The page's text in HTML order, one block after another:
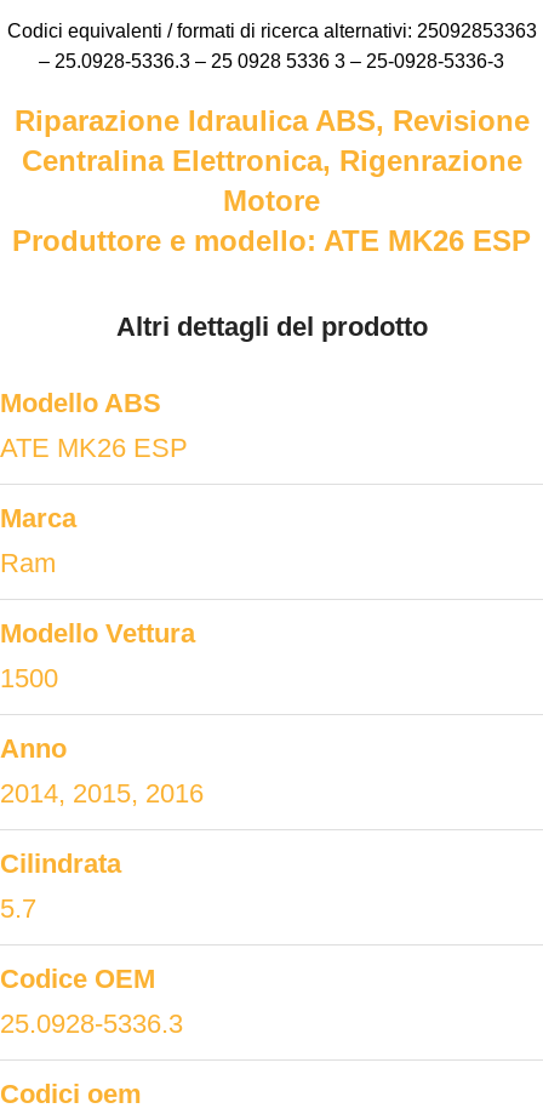
Codici equivalenti / formati di ricerca alternativi: 25092853363
– 25.0928-5336.3 – 25 0928 5336 3 – 25-0928-5336-3
Riparazione Idraulica ABS, Revisione
Centralina Elettronica, Rigenrazione
Motore
Produttore e modello: ATE MK26 ESP
Altri dettagli del prodotto
Modello ABS
ATE MK26 ESP
Marca
Ram
Modello Vettura
1500
Anno
2014, 2015, 2016
Cilindrata
5.7
Codice OEM
25.0928-5336.3
Codici oem